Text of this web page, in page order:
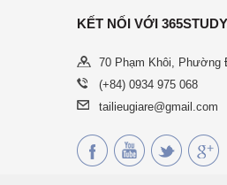
KẾT NỐI VỚI
70 Phạm Khôi, Phường
(+84) 0934 975 068
tailieugiare@gmail.com